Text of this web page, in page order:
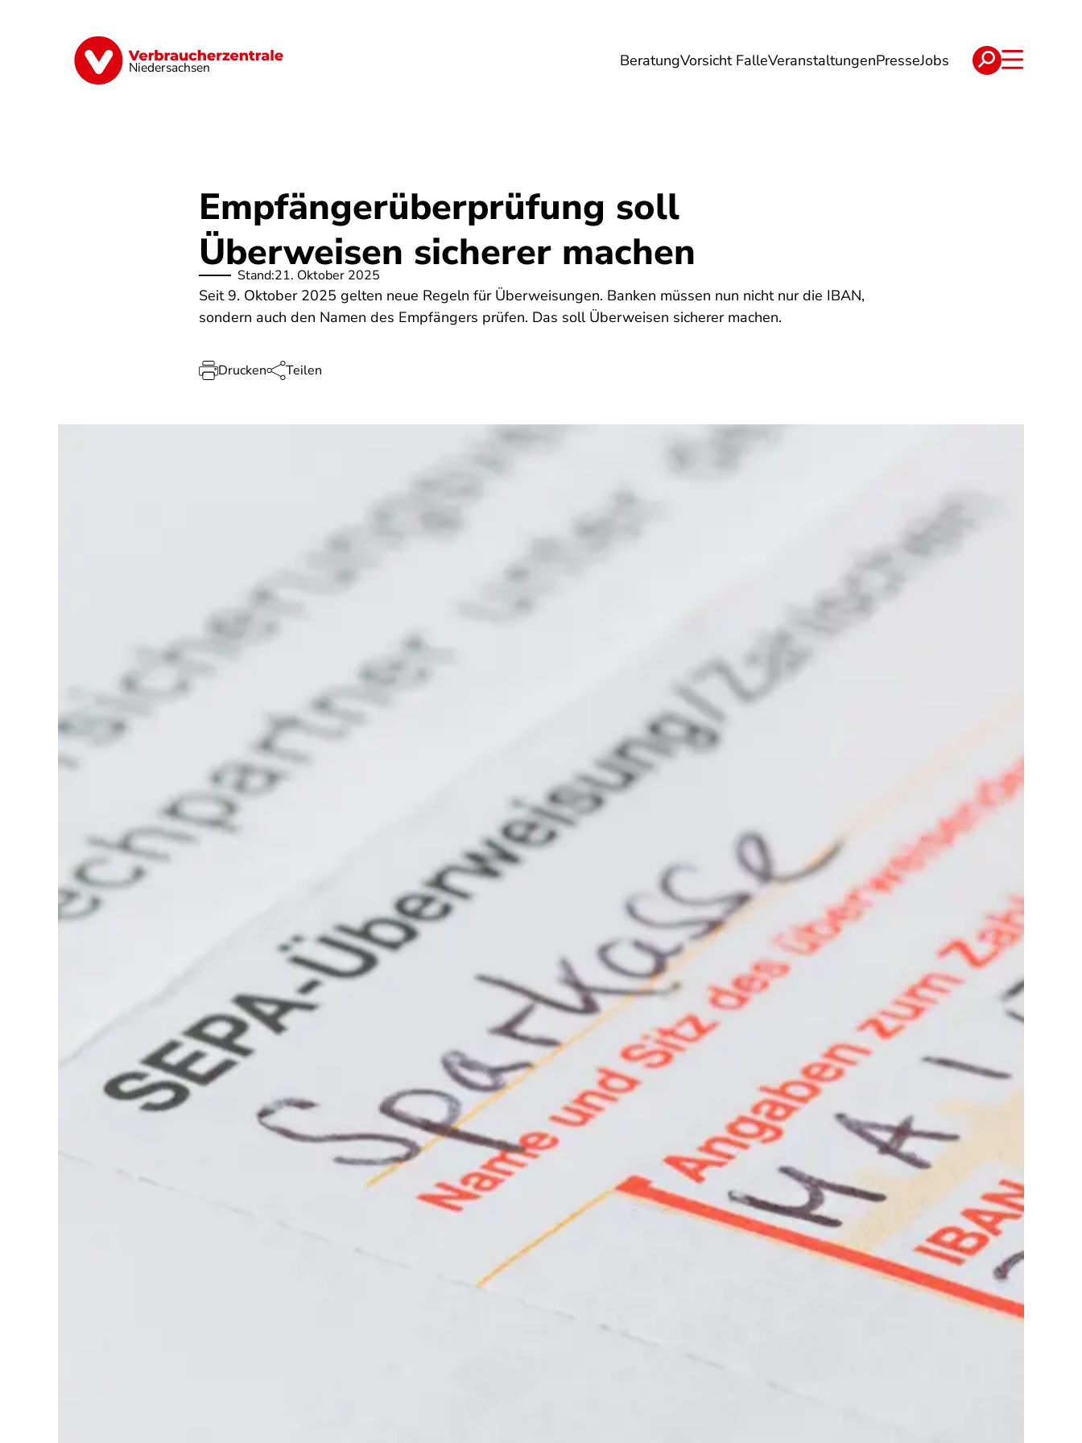
Niedersachsen BeratungVorsicht FalleVeranstaltungenPresseJobs
Digitale Welt Energie Geld & Versicherungen Ernährung Reise Verträge & Reklamation
Empfängerüberprüfung soll
Überweisen sicherer machen
Stand:21. Oktober 2025
Seit 9. Oktober 2025 gelten neue Regeln für Überweisungen. Banken müssen nun nicht nur die IBAN,
sondern auch den Namen des Empfängers prüfen. Das soll Überweisen sicherer machen.
Drucken Teilen